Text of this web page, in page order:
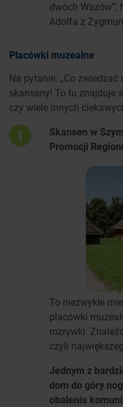
dwóch
Adolfa z
Placówki muzealne
Na pytanie: „Co
skanseny! To tu znajduje
czy wiele innych
1
Skansen w
Promocji
To niezwykłe
placówki
rozrywki.
czyli
Jednym z
dom do góry
obalenia